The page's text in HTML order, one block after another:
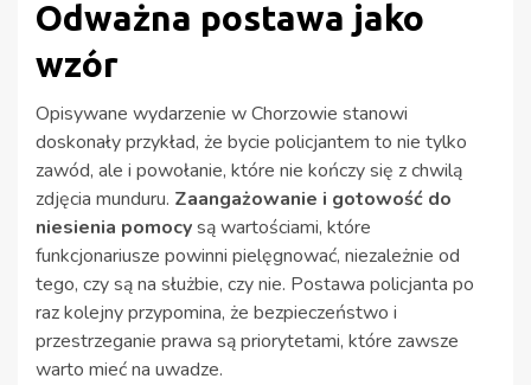
Odważna postawa jako
wzór
Opisywane wydarzenie w Chorzowie stanowi
doskonały przykład, że bycie policjantem to nie tylko
zawód, ale i powołanie, które nie kończy się z chwilą
zdjęcia munduru. Zaangażowanie i gotowość do
niesienia pomocysą wartościami, które
funkcjonariusze powinni pielęgnować, niezależnie od
tego, czy są na służbie, czy nie. Postawa policjanta po
raz kolejny przypomina, że bezpieczeństwo i
przestrzeganie prawa są priorytetami, które zawsze
warto mieć na uwadze.